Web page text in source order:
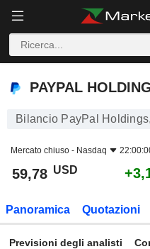
PAYPAL HOLDINGS, INC.
PAYPAL
Bilancio PayPal
Mercato chiuso - Nasdaq
59,78 USD
Panoramica Quotazioni
Previsioni degli analisti